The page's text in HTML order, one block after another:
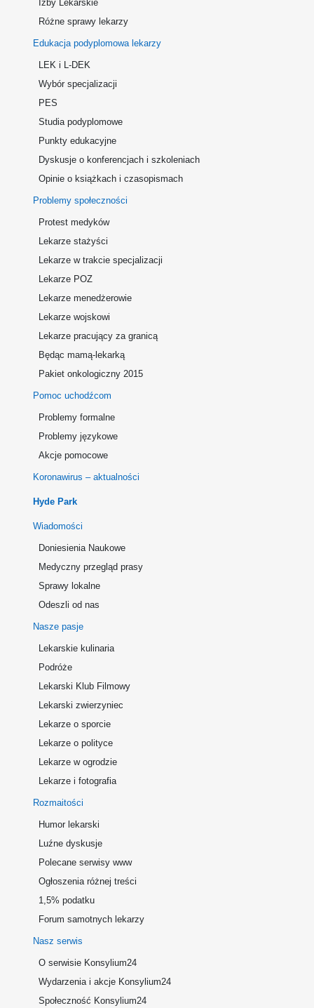
Izby Lekarskie
Różne sprawy lekarzy
Edukacja podyplomowa lekarzy
LEK i L-DEK
Wybór specjalizacji
PES
Studia podyplomowe
Punkty edukacyjne
Dyskusje o konferencjach i szkoleniach
Opinie o książkach i czasopismach
Problemy społeczności
Protest medyków
Lekarze stażyści
Lekarze w trakcie specjalizacji
Lekarze POZ
Lekarze menedżerowie
Lekarze wojskowi
Lekarze pracujący za granicą
Będąc mamą-lekarką
Pakiet onkologiczny 2015
Pomoc uchodźcom
Problemy formalne
Problemy językowe
Akcje pomocowe
Koronawirus – aktualności
Hyde Park
Wiadomości
Doniesienia Naukowe
Medyczny przegląd prasy
Sprawy lokalne
Odeszli od nas
Nasze pasje
Lekarskie kulinaria
Podróże
Lekarski Klub Filmowy
Lekarski zwierzyniec
Lekarze o sporcie
Lekarze o polityce
Lekarze w ogrodzie
Lekarze i fotografia
Rozmaitości
Humor lekarski
Luźne dyskusje
Polecane serwisy www
Ogłoszenia różnej treści
1,5% podatku
Forum samotnych lekarzy
Nasz serwis
O serwisie Konsylium24
Wydarzenia i akcje Konsylium24
Społeczność Konsylium24